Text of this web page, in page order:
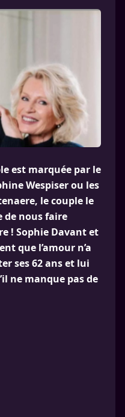
est marquée par le
Wespiser ou les
le couple le
de nous faire
! Sophie Davant et
que l’amour n’a
ses 62 ans et lui
ne manque pas de